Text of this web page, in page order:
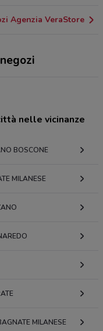
Agenzia VeraStore
nelle vicinanze
BOSCONE
MILANESE
MILANESE